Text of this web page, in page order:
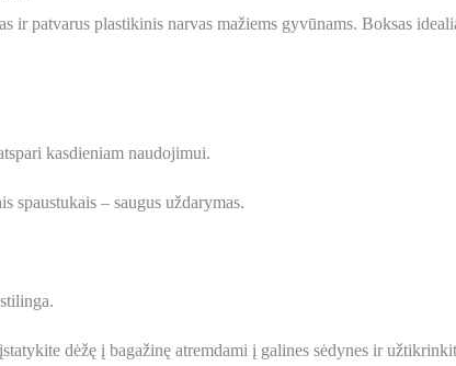
ir patvarus plastikinis narvas mažiems gyvūnams. Boksas
kasdieniam naudojimui.
spaustukais – saugus uždarymas.
dėžę į bagažinę atremdami į galines sėdynes ir